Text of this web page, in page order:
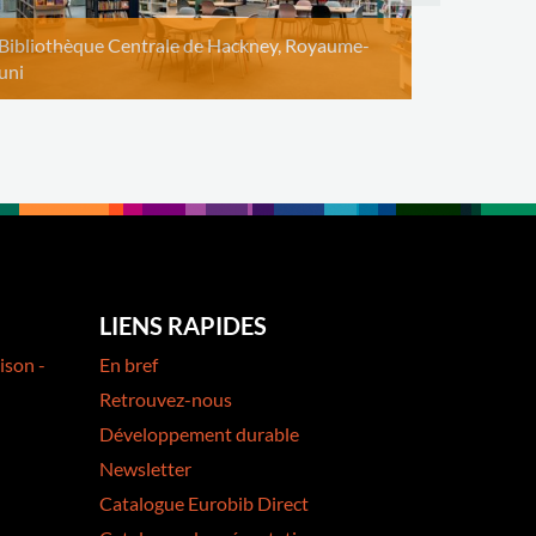
Bibliothèque Centrale de Hackney, Royaume-
uni
-
LIENS RAPIDES
En bref
Retrouvez-nous
Développement durable
Newsletter
Catalogue Eurobib Direct